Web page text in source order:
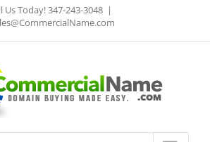
Us Today! 347-243-3048 |